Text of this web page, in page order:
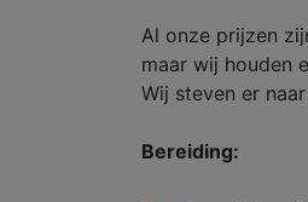
Al onze prijzen
maar wij houden
Wij steven er
Bereiding: